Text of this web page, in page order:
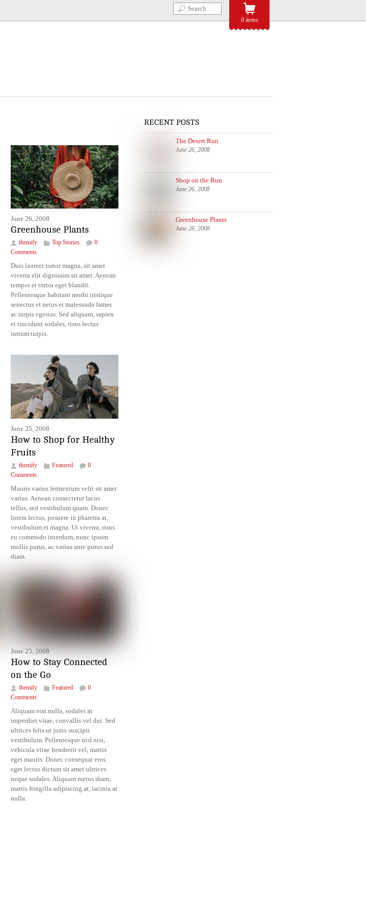
0 items
June 26, 2008
Greenhouse Plants
themify Top Stories
0
Comments
Duis laoreet tortor magna, sit amet
viverra elit dignissim sit amet. Aenean
tempor et tortor eget blandit.
Pellentesque habitant morbi tristique
senectus et netus et malesuada fames
ac turpis egestas. Sed aliquam, sapien
et tincidunt sodales, risus lectus
rutrum turpis.
June 25, 2008
How to Shop for Healthy
Fruits
themify Featured
0
Comments
Mauris varius fermentum velit sit amet
varius. Aenean consectetur lacus
tellus, sed vestibulum quam. Donec
lorem lectus, posuere in pharetra at,
vestibulum et magna. Ut viverra, risus
eu commodo interdum, nunc ipsum
mollis purus, ac varius ante purus sed
diam.
June 25, 2008
How to Stay Connected
on the Go
themify Featured
0
Comments
Aliquam erat nulla, sodales at
imperdiet vitae, convallis vel dui. Sed
ultrices felis ut justo suscipit
vestibulum. Pellentesque nisl nisi,
vehicula vitae hendrerit vel, mattis
eget mauris. Donec consequat eros
eget lectus dictum sit amet ultrices
neque sodales. Aliquam metus diam,
mattis fringilla adipiscing at, lacinia at
nulla.
RECENT POSTS
The Desert Run
June 26, 2008
Shop on the Run
June 26, 2008
Greenhouse Plants
June 26, 2008